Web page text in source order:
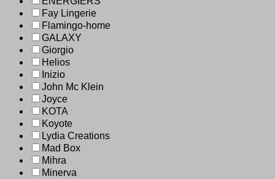
Fay Lingerie
Flamingo-home
GALAXY
Giorgio
Helios
Inizio
John Mc Klein
Joyce
KOTA
Koyote
Lydia Creations
Mad Box
Mihra
Minerva